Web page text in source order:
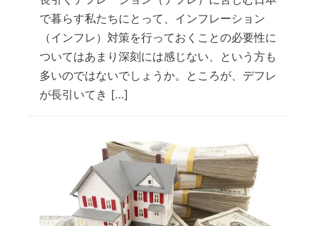
で暮らす私たちにとって、インフレーション
（インフレ）対策を行っておくことの必要性に
ついてはあまり深刻には感じない、という方も
多いのではないでしょうか。ところが、デフレ
が長引いてき […]